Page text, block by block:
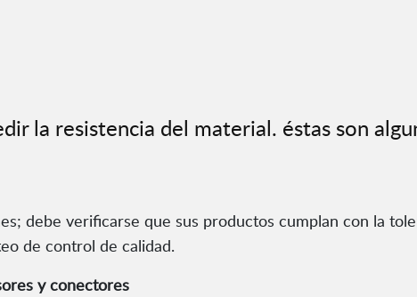
la resistencia del material. éstas son
debe verificarse que sus productos cumplan con la
de control de calidad.
y conectores